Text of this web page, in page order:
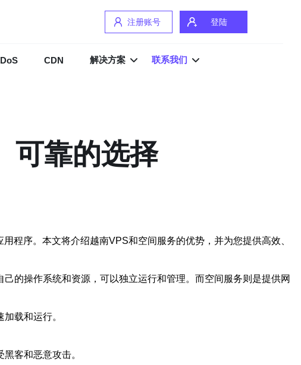
注册账号 登陆
CDN 解决方案 联系我们
可靠的选择
程序。本文将介绍越南VPS和空间服务的优势，并为您提供高效、
的操作系统和资源，可以独立运行和管理。而空间服务则是提供网
载和运行。
客和恶意攻击。